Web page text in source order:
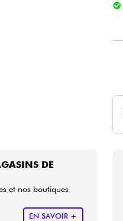
DE
et nos boutiques
EN SAVOIR +